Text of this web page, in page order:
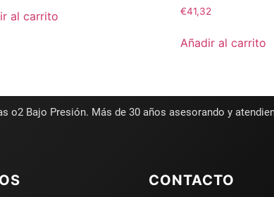
al carrito €41,32
Añadir al carrito
o2 Bajo Presión. Más de 30 años asesorando y
CONTACTO